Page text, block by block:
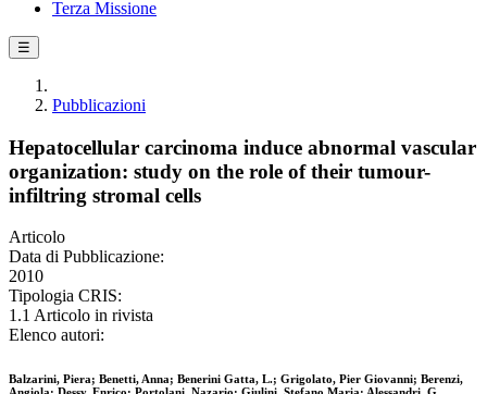
Terza Missione
☰
Pubblicazioni
Hepatocellular carcinoma induce abnormal vascular
organization: study on the role of their tumour-
infiltring stromal cells
Articolo
Data di Pubblicazione:
2010
Tipologia CRIS:
1.1 Articolo in rivista
Elenco autori:
Balzarini, Piera; Benetti, Anna; Benerini Gatta, L.; Grigolato, Pier Giovanni; Berenzi,